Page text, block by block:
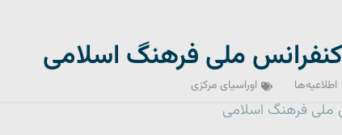
ملی فرهنگ اسلامی
اطلاعیه‌ها اوراسیای مرکزی
فرهنگ اسلامی